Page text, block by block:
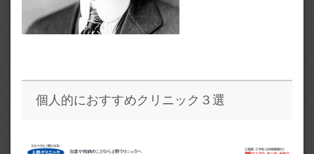
個人的におすすめクリニック３選